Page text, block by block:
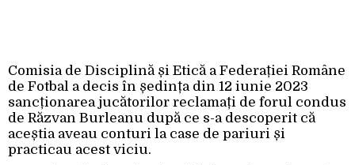
Comisia de Disciplină și Etică a Federației Române
de Fotbal a decis în ședința din 12 iunie 2023
sancționarea jucătorilor reclamați de forul condus
de Răzvan Burleanu după ce s-a descoperit că
aceștia aveau conturi la case de pariuri și
practicau acest viciu.